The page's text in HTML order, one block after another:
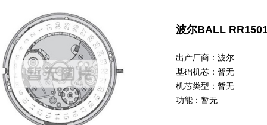
波尔BALL
出产厂商： 波尔
基础机芯： 暂无
机芯类型： 暂无
功能： 暂无